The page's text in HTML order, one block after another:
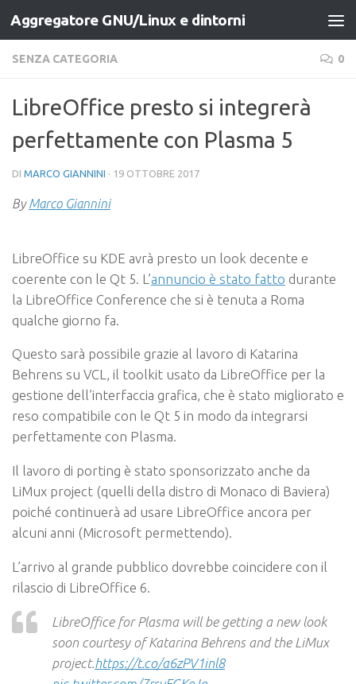
Salta al contenuto
Aggregatore GNU/Linux e dintorni
SENZA CATEGORIA 0
LibreOffice presto si integrerà
perfettamente con Plasma 5
DI MARCO GIANNINI · 19 OTTOBRE 2017
ByMarco Giannini
LibreOffice su KDE avrà presto un look decente e
coerente con le Qt 5. L’annuncio è stato fatto durante
la LibreOffice Conference che si è tenuta a Roma
qualche giorno fa.
Questo sarà possibile grazie al lavoro di Katarina
Behrens su VCL, il toolkit usato da LibreOffice per la
gestione dell’interfaccia grafica, che è stato migliorato e
reso compatibile con le Qt 5 in modo da integrarsi
perfettamente con Plasma.
Il lavoro di porting è stato sponsorizzato anche da
LiMux project (quelli della distro di Monaco di Baviera)
poiché continuerà ad usare LibreOffice ancora per
alcuni anni (Microsoft permettendo).
L’arrivo al grande pubblico dovrebbe coincidere con il
rilascio di LibreOffice 6.
LibreOffice for Plasma will be getting a new look
soon courtesy of Katarina Behrens and the LiMux
project. https://t.co/a6zPV1inl8